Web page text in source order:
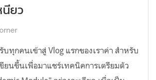
ยว
ทุกคนเข้าสู่ Vlog แรกของเราค่า สำหรับ
ขียนขึ้นเพื่อมาแชร์เทคนิคการเตรียมตัว